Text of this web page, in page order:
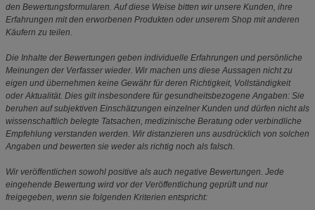
den Bewertungsformularen. Auf diese Weise bitten wir unsere Kunden, ihre
Erfahrungen mit den erworbenen Produkten oder unserem Shop mit anderen
Käufern zu teilen.
Die Inhalte der Bewertungen geben individuelle Erfahrungen und persönliche
Meinungen der Verfasser wieder. Wir machen uns diese Aussagen nicht zu
eigen und übernehmen keine Gewähr für deren Richtigkeit, Vollständigkeit
oder Aktualität. Dies gilt insbesondere für gesundheitsbezogene Angaben: Sie
beruhen auf subjektiven Einschätzungen einzelner Kunden und dürfen nicht als
wissenschaftlich belegte Tatsachen, medizinische Beratung oder verbindliche
Empfehlung verstanden werden. Wir distanzieren uns ausdrücklich von solchen
Angaben und bewerten sie weder als richtig noch als falsch.
Wir veröffentlichen sowohl positive als auch negative Bewertungen. Jede
eingehende Bewertung wird vor der Veröffentlichung geprüft und nur
freigegeben, wenn sie folgenden Kriterien entspricht: